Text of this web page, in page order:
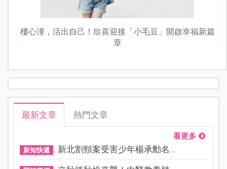
樓心潼，活出自己！欣喜迎接「小毛豆」開啟幸福新篇
章
最新文章 熱門文章
看更多
新知快遞 新北割頸案受害少年楊承勳名...